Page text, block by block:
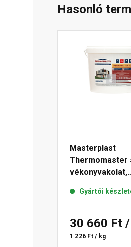
Hasonló
Masterplast
Thermomaster
vékonyvakolat,
C 25 kg
Gyártói
30 660 Ft
1 226 Ft / kg